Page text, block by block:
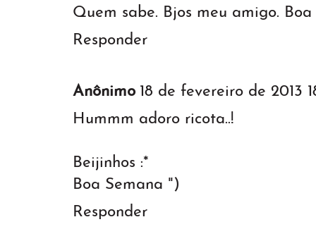
Quem sabe. Bjos meu amigo. Boa
Responder
Anônimo 18 de fevereiro de 2013
Hummm adoro ricota..!
Beijinhos :*
Boa Semana ")
Responder